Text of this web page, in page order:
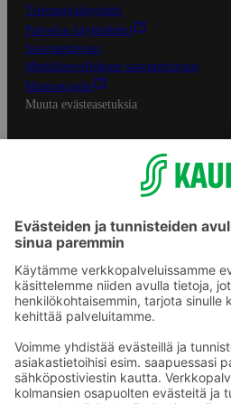
Tietosuojakäytäntö
Palvelun käyttöehdot
Saavutettavuus
Mobiilisovelluksen saavutettavuus
Mainostajalle
Muuta evästeasetuksia
S-ryhmän palvelut
S-ryhmä
Asiakasomistajuus
Yhteishyvä Ruoka -sovellus
S-ostoslista -sovellus
Prisma.fi
Sokos.fi
S-Pankki
Yhteishyvä
Sokos Hotels